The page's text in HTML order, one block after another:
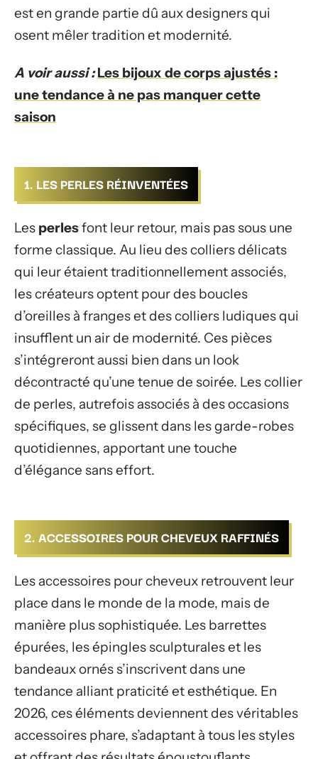
est en grande partie dû aux designers qui
osent mêler tradition et modernité.
A voir aussi : Les bijoux de corps ajustés :
une tendance à ne pas manquer cette
saison
1. LES PERLES RÉINVENTÉES
Les perlesfont leur retour, mais pas sous une
forme classique. Au lieu des colliers délicats
qui leur étaient traditionnellement associés,
les créateurs optent pour des boucles
d’oreilles à franges et des colliers ludiques qui
insufflent un air de modernité. Ces pièces
s’intégreront aussi bien dans un look
décontracté qu’une tenue de soirée. Les collier
de perles, autrefois associés à des occasions
spécifiques, se glissent dans les garde-robes
quotidiennes, apportant une touche
d’élégance sans effort.
2. ACCESSOIRES POUR CHEVEUX RAFFINÉS
Les accessoires pour cheveux retrouvent leur
place dans le monde de la mode, mais de
manière plus sophistiquée. Les barrettes
épurées, les épingles sculpturales et les
bandeaux ornés s’inscrivent dans une
tendance alliant praticité et esthétique. En
2026, ces éléments deviennent des véritables
accessoires phare, s’adaptant à tous les styles